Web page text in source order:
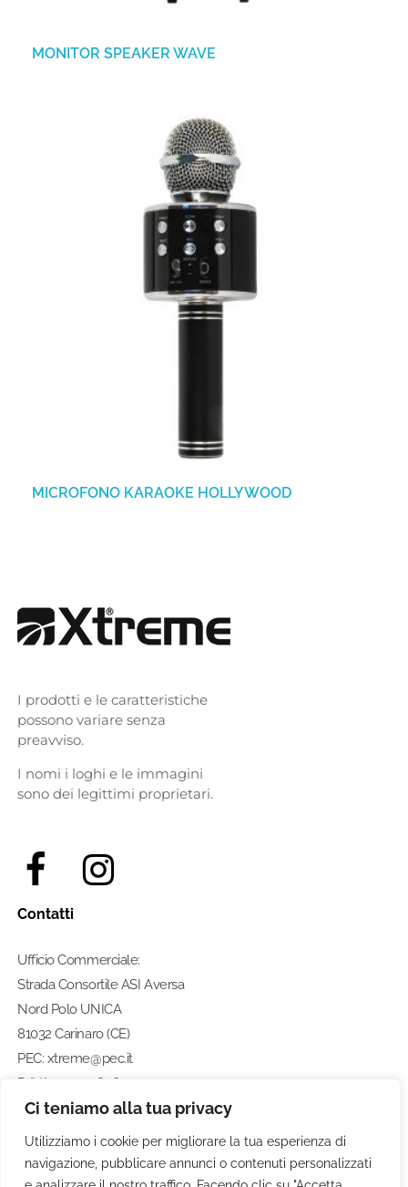
Ci teniamo alla tua privacy
Utilizziamo i cookie per migliorare la tua esperienza di
navigazione, pubblicare annunci o contenuti personalizzati
MONITOR SPEAKER WAVE
MICROFONO KARAOKE HOLLYWOOD
I prodotti e le caratteristiche
possono variare senza
preavviso.
I nomi i loghi e le immagini
sono dei legittimi proprietari.
Contatti
Ufficio Commerciale:
Strada Consortile ASI Aversa
Nord Polo UNICA
81032 Carinaro (CE)
PEC: xtreme@pec.it
P. IVA: 07274580633
Numero di telefono:
0812462211